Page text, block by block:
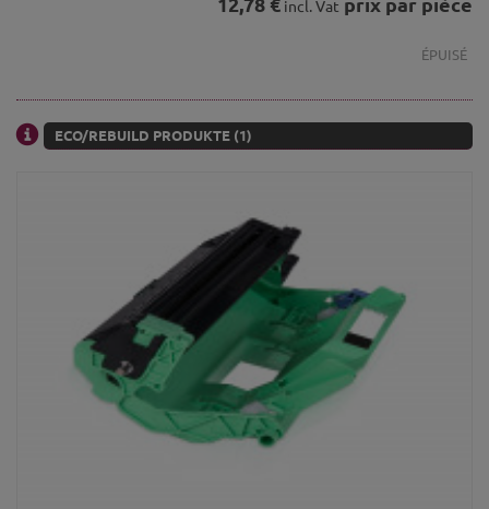
incl. Vat
ÉPUISÉ
ECO/REBUILD PRODUKTE (1)